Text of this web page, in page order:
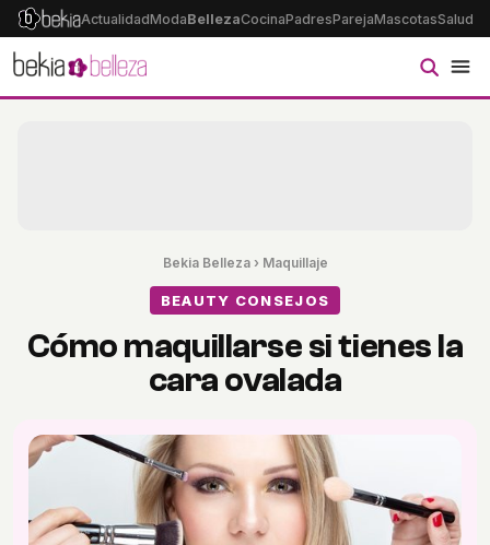
ActualidadModaBellezaCocinaPadresParejaMascotasSalud
Bekia Belleza› Maquillaje
BEAUTY CONSEJOS
Cómo maquillarse si tienes la
cara ovalada